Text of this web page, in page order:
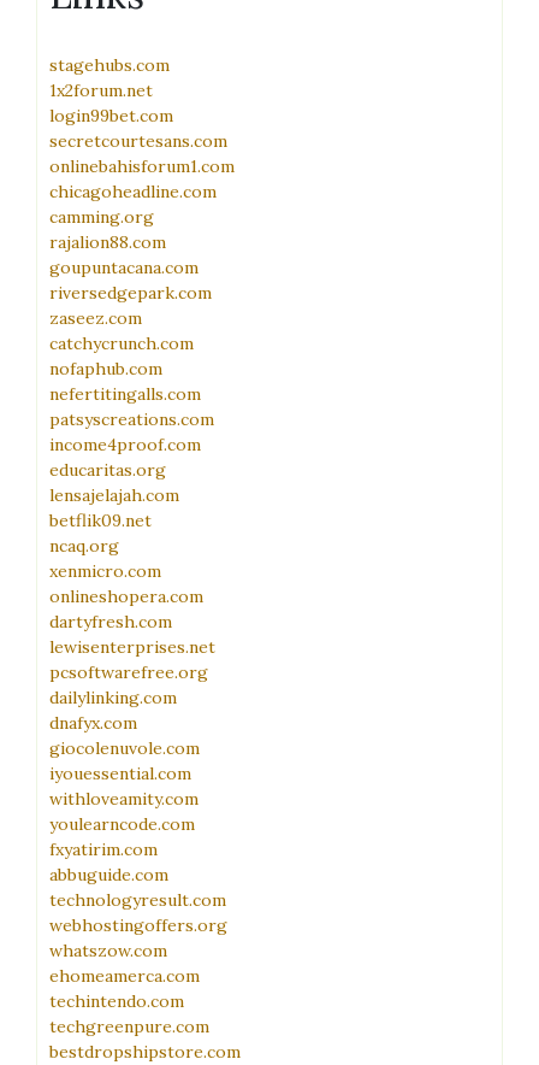
stagehubs.com
1x2forum.net
login99bet.com
secretcourtesans.com
onlinebahisforum1.com
chicagoheadline.com
camming.org
rajalion88.com
goupuntacana.com
riversedgepark.com
zaseez.com
catchycrunch.com
nofaphub.com
nefertitingalls.com
patsyscreations.com
income4proof.com
educaritas.org
lensajelajah.com
betflik09.net
ncaq.org
xenmicro.com
onlineshopera.com
dartyfresh.com
lewisenterprises.net
pcsoftwarefree.org
dailylinking.com
dnafyx.com
giocolenuvole.com
iyouessential.com
withloveamity.com
youlearncode.com
fxyatirim.com
abbuguide.com
technologyresult.com
webhostingoffers.org
whatszow.com
ehomeamerca.com
techintendo.com
techgreenpure.com
bestdropshipstore.com